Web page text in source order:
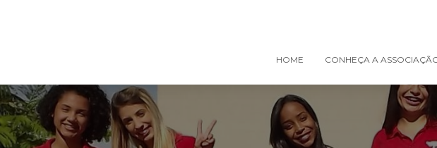
HOME CONHEÇA A